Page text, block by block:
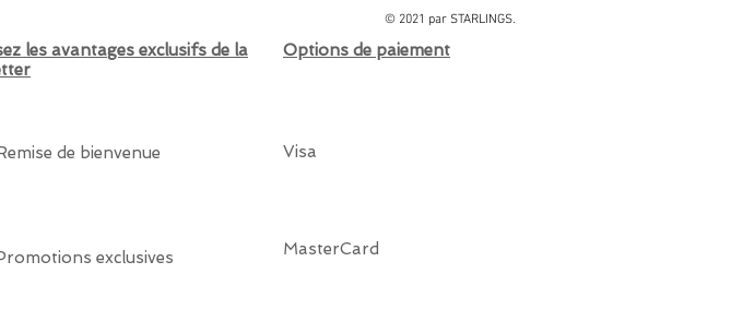
© 2021 par STARLINGS.
les avantages exclusifs de la
Options de paiement
de bienvenue Visa
exclusives MasterCard